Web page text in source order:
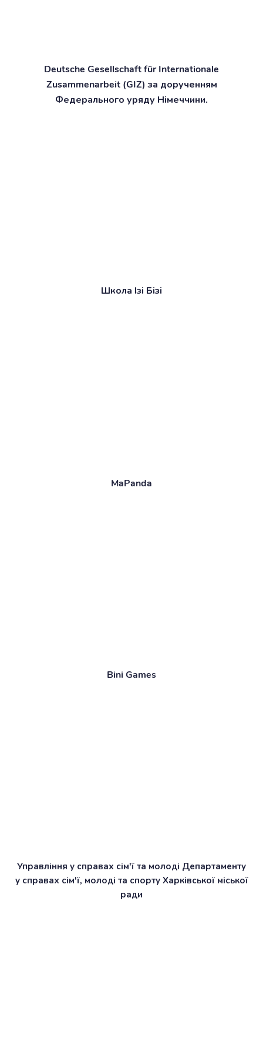
Deutsche Gesellschaft für Internationale
Zusammenarbeit (GIZ) за дорученням
Федерального уряду Німеччини.
Школа Ізі Бізі
MaPanda
Bini Games
Управління у справах сім'ї та молоді Департаменту
у справах сім'ї, молоді та спорту Харківської міської
ради